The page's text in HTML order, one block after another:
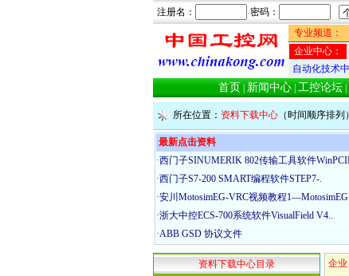
注册名： 密码：
专业频道：
企业中心：
自动化技术
首页 新闻中心 工控论坛
所在位置： 资料下载中心 （时间顺序排列）
最新点击资料
·西门子SINUMERIK 802传输工具软件
·西门子S7-200 SMART编程软件STEP7‑.
·安川MotosimEG-VRC视频教程1—MotosimEG.
·浙大中控ECS-700系统软件VisualField V4..
·ABB GSD 协议文件
资料下载中心目录
企业